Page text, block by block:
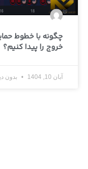
چگونه با خطوط
خروج را پیدا کنیم؟
آبان 10, 1404 بدون